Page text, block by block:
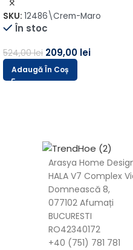
SKU: 12486\Crem-Maro
În stoc
524,00lei 209,00 lei
Adaugă În Coș
Arasya Home Design
HALA V7 Complex
Domnească 8,
077102 Afumați
BUCURESTI
RO42340172
+40 (751) 781 781